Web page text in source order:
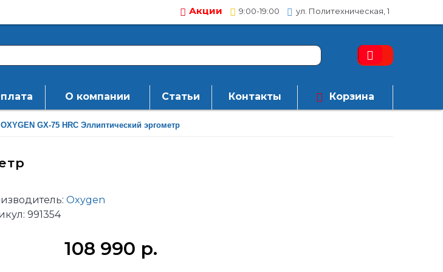
Акции 9:00-19:00 ул. Политехническая, 1
О компании Статьи Контакты Корзина
OXYGEN GX-75 HRC Эллиптический эргометр
Oxygen
991354
108 990 р.